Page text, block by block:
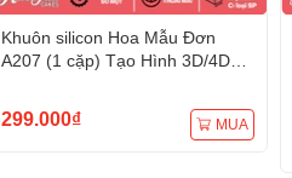
Khuôn silicon Hoa Mẫu Đơn
A207 (1 cặp) Tạo Hình 3D/4D
299.000₫ MUA